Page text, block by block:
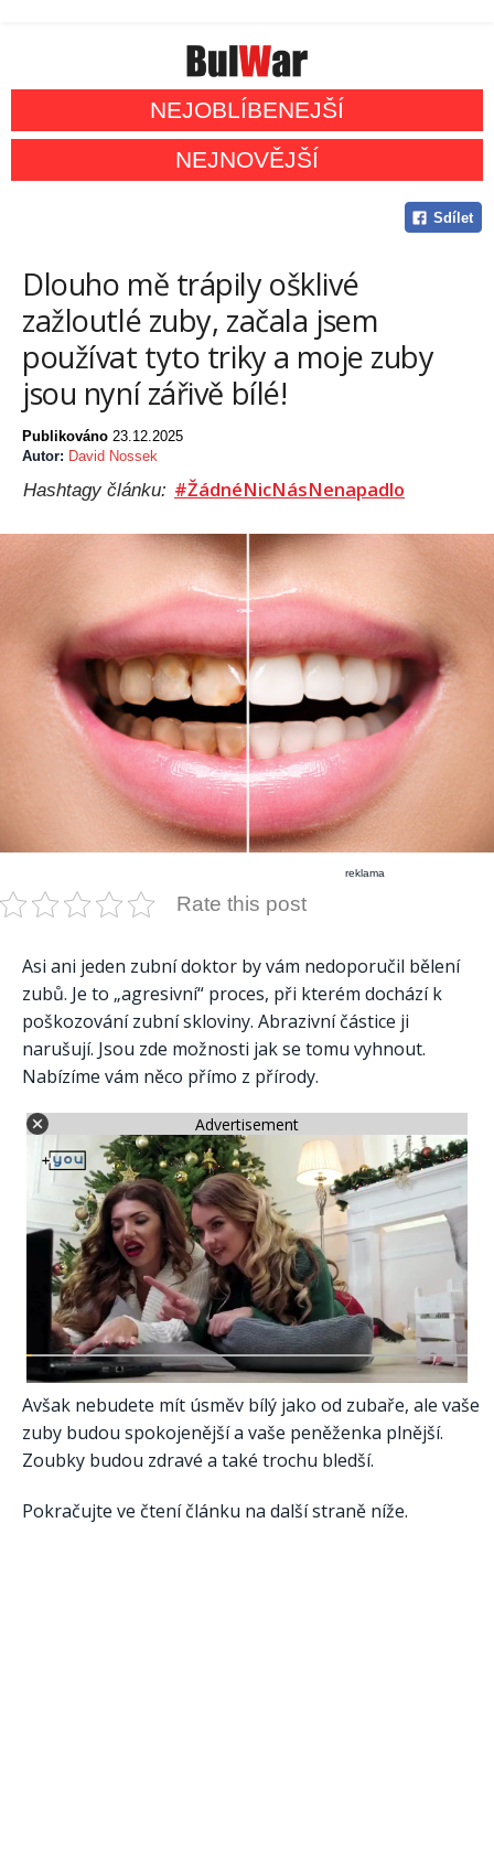
NEJOBLÍBENEJŠÍ
NEJNOVĚJŠÍ
Sdílet
Dlouho mě trápily ošklivé
zažloutlé zuby, začala jsem
používat tyto triky a moje zuby
jsou nyní zářivě bílé!
Publikováno 23.12.2025
Autor: David Nossek
Hashtagy článku: #ŽádnéNicNásNenapadlo
reklama
Rate this post
Asi ani jeden zubní doktor by vám nedoporučil bělení
zubů. Je to „agresivní“ proces, při kterém dochází k
poškozování zubní skloviny. Abrazivní částice ji
narušují. Jsou zde možnosti jak se tomu vyhnout.
Nabízíme vám něco přímo z přírody.
Advertisement
Avšak nebudete mít úsměv bílý jako od zubaře, ale vaše
zuby budou spokojenější a vaše peněženka plnější.
Zoubky budou zdravé a také trochu bledší.
Pokračujte ve čtení článku na další straně níže.